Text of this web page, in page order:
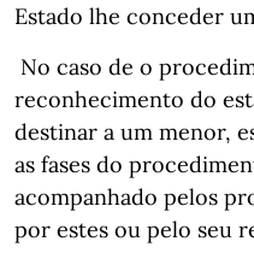
Estado lhe conceder
No caso de o
reconhecimento do
destinar a um menor,
as fases do
acompanhado pelos
por estes ou pelo seu